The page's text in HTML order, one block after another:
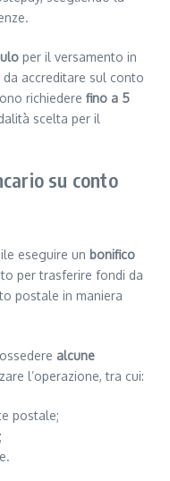
per il versamento in
accreditare sul conto
richiedere fino a 5
scelta per il
su conto
eseguire un bonifico
per trasferire fondi da
postale in maniera
alcune
l’operazione, tra cui:
postale;